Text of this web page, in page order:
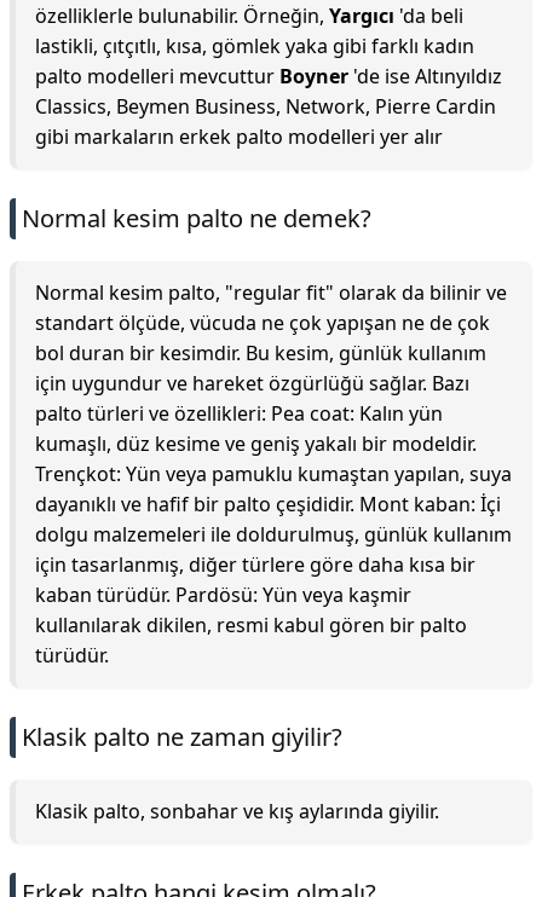
özelliklerle bulunabilir. Örneğin, Yargıcı 'da beli
lastikli, çıtçıtlı, kısa, gömlek yaka gibi farklı kadın
palto modelleri mevcuttur Boyner 'de ise Altınyıldız
Classics, Beymen Business, Network, Pierre Cardin
gibi markaların erkek palto modelleri yer alır
Normal kesim palto ne demek?
Normal kesim palto, "regular fit" olarak da bilinir ve
standart ölçüde, vücuda ne çok yapışan ne de çok
bol duran bir kesimdir. Bu kesim, günlük kullanım
için uygundur ve hareket özgürlüğü sağlar. Bazı
palto türleri ve özellikleri: Pea coat: Kalın yün
kumaşlı, düz kesime ve geniş yakalı bir modeldir.
Trençkot: Yün veya pamuklu kumaştan yapılan, suya
dayanıklı ve hafif bir palto çeşididir. Mont kaban: İçi
dolgu malzemeleri ile doldurulmuş, günlük kullanım
için tasarlanmış, diğer türlere göre daha kısa bir
kaban türüdür. Pardösü: Yün veya kaşmir
kullanılarak dikilen, resmi kabul gören bir palto
türüdür.
Klasik palto ne zaman giyilir?
Klasik palto, sonbahar ve kış aylarında giyilir.